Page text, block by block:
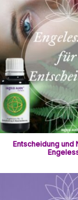
Entscheidung und